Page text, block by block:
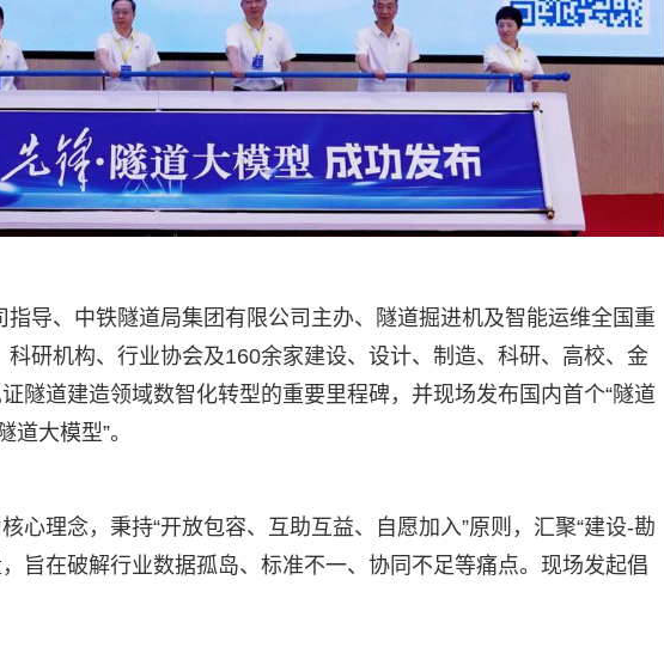
导、中铁隧道局集团有限公司主办、隧道掘进机及智能运维全国重
研机构、行业协会及160余家建设、设计、制造、科研、高校、金
隧道建造领域数智化转型的重要里程碑，并现场发布国内首个“隧道
大模型”。
心理念，秉持​“开放包容、互助互益、自愿加入”原则，汇聚“建设-勘
旨在破解行业数据孤岛、标准不一、协同不足等痛点。现场发起倡